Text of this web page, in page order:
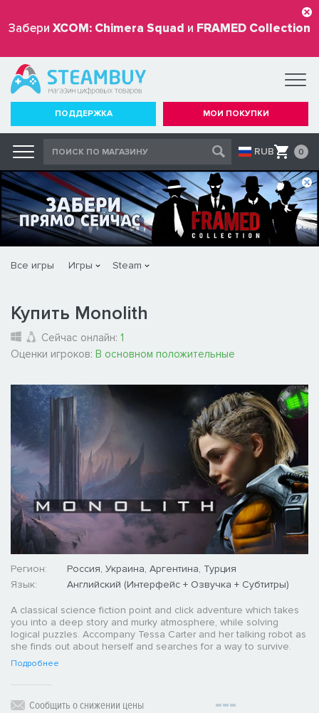
Забери XCOM: Chimera Squad и FRAMED Collection
бесплатно
ПОДДЕРЖКА МОИ ПОКУПКИ
RUB 0
Все игры Игры Steam
Купить Monolith
Сейчас онлайн: 1
Оценки игроков: В основном положительные
Регион:
Россия, Украина, Аргентина, Турция
Язык:
Английский (Интерфейс + Озвучка + Субтитры)
A classical science fiction point and click adventure which takes
you into a deep story and murky atmosphere, while solving
logical puzzles. Accompany Tessa Carter and her talking robot as
she finds out about herself and searches for a way to survive.
Подробнее
Сообщить о снижении цены